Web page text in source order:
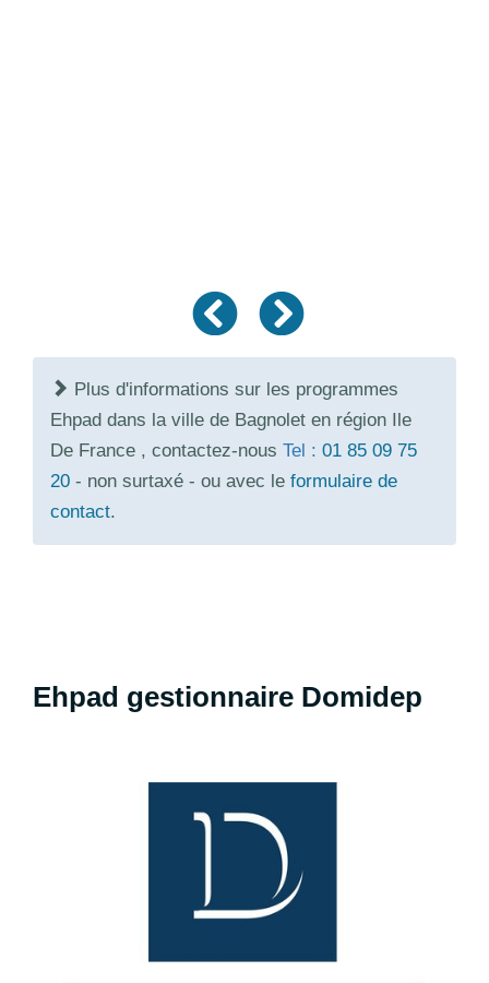
Plus d'informations sur les programmes
Ehpad dans la ville de Bagnolet en région Ile
De France , contactez-nous Tel : 01 85 09 75
20 - non surtaxé - ou avec le formulaire de
contact.
Ehpad gestionnaire Domidep